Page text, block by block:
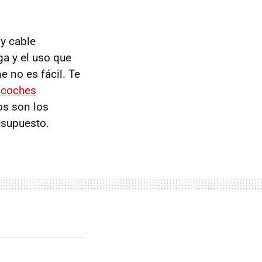
enchufable
cable
y el uso que
no es fácil. Te
son los